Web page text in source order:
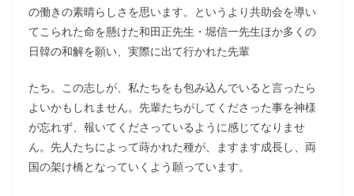
の働きの素晴らしさを思います。というより共助会を導い
てこられた命を懸けた和田正先生・堀信一先生ほか多くの
日韓の和解を願い、実際に出て行かれた先輩
たち。この志しが、私たちをも包み込んでいると言ったら
よいかもしれません。先輩たちがしてくださった事を神様
が忘れず、報いてくださっているように感じてなりませ
ん。先人たちによって蒔かれた種が、ますます成長し、両
国の架け橋となっていくよう願っています。